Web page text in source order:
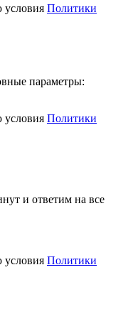
условия Политики
параметры:
условия Политики
и ответим на все
условия Политики